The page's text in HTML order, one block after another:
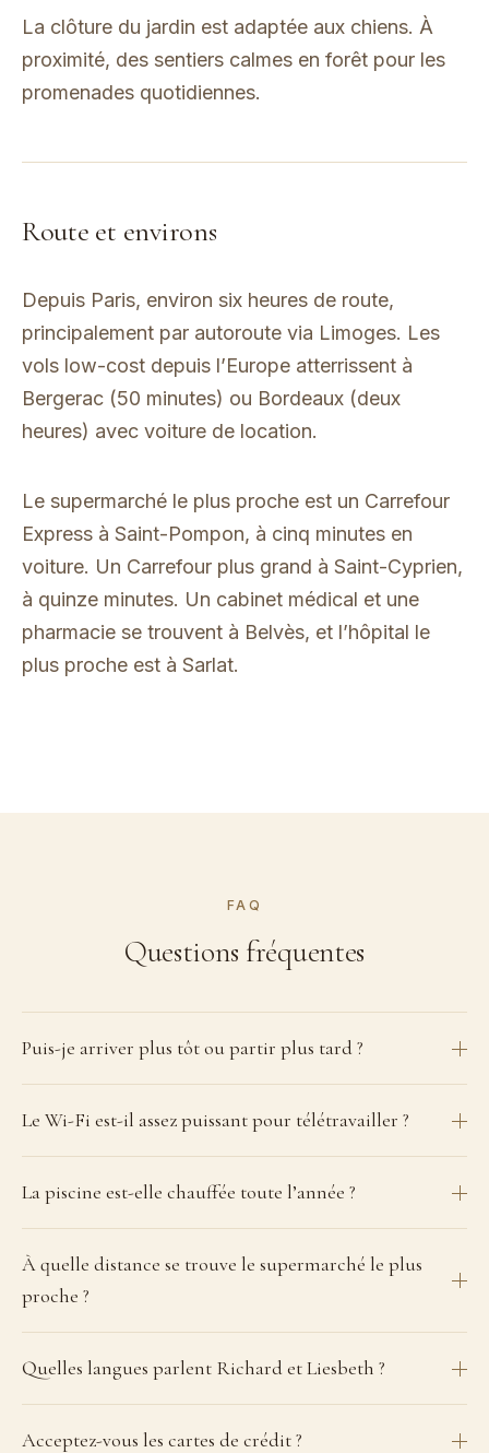
La clôture du jardin est adaptée aux chiens. À
proximité, des sentiers calmes en forêt pour les
promenades quotidiennes.
Route et environs
Depuis Paris, environ six heures de route,
principalement par autoroute via Limoges. Les
vols low-cost depuis l’Europe atterrissent à
Bergerac (50 minutes) ou Bordeaux (deux
heures) avec voiture de location.
Le supermarché le plus proche est un Carrefour
Express à Saint-Pompon, à cinq minutes en
voiture. Un Carrefour plus grand à Saint-Cyprien,
à quinze minutes. Un cabinet médical et une
pharmacie se trouvent à Belvès, et l’hôpital le
plus proche est à Sarlat.
FAQ
Questions fréquentes
Puis-je arriver plus tôt ou partir plus tard ?
Le Wi-Fi est-il assez puissant pour télétravailler ?
La piscine est-elle chauffée toute l’année ?
À quelle distance se trouve le supermarché le plus
proche ?
Quelles langues parlent Richard et Liesbeth ?
Acceptez-vous les cartes de crédit ?